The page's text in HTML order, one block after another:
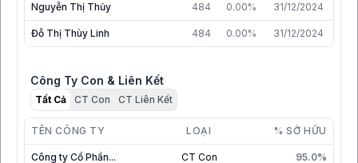
Nguyễn Thị Thủy 484 0.00% 31/12/2024
Đỗ Thị Thùy Linh 484 0.00% 31/12/2024
Công Ty Con & Liên Kết
Tất Cả CT Con CT Liên Kết
TÊN CÔNG TY LOẠI % SỞ HỮU
Công ty Cổ Phần... CT Con 95.0%